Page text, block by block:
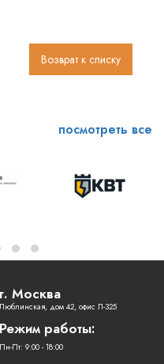
Возврат к списку
посмотреть все
г. Москва
Люблинская, дом 42, офис Л-325
Режим работы:
Пн-Пт: 9:00 - 18:00